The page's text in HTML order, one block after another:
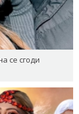
се сгоди